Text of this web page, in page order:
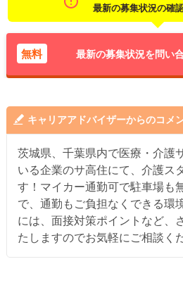
最新の募集状況の確
無料 最新の募集状況を問い
キャリアアドバイザーからのコメ
茨城県、千葉県内で医療・介護
いる企業のサ高住にて、介護ス
す！マイカー通勤可で駐車場も
で、通勤もご負担なくできる環
には、面接対策ポイントなど、
たしますのでお気軽にご相談く